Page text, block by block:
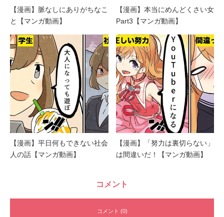
【漫画】脈なしにありがちなこ
と【マンガ動画】
【漫画】本当にめんどくさい女
Part3【マンガ動画】
【漫画】平日何もできない社会
人の話【マンガ動画】
【漫画】「努力は裏切らない」
は間違いだ！【マンガ動画】
コメント
コメント (0)